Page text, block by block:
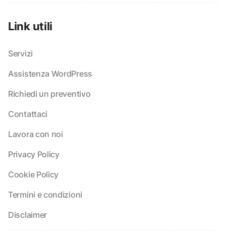
Link utili
Servizi
Assistenza WordPress
Richiedi un preventivo
Contattaci
Lavora con noi
Privacy Policy
Cookie Policy
Termini e condizioni
Disclaimer